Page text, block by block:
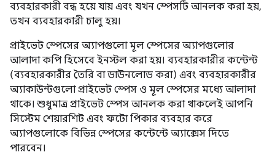
ব্যবহারকারী বন্ধ হয়ে যায় এবং যখন স্পেসটি আনলক করা হয়,
তখন ব্যবহারকারী চালু হয়।
প্রাইভেট স্পেসের অ্যাপগুলো মূল স্পেসের অ্যাপগুলোর
আলাদা কপি হিসেবে ইনস্টল করা হয়। ব্যবহারকারীর কন্টেন্ট
(ব্যবহারকারীর তৈরি বা ডাউনলোড করা) এবং ব্যবহারকারীর
অ্যাকাউন্টগুলো প্রাইভেট স্পেস ও মূল স্পেসের মধ্যে আলাদা
থাকে। শুধুমাত্র প্রাইভেট স্পেস আনলক করা থাকলেই আপনি
সিস্টেম শেয়ারশিট এবং ফটো পিকার ব্যবহার করে
অ্যাপগুলোকে বিভিন্ন স্পেসের কন্টেন্টে অ্যাক্সেস দিতে
পারবেন।